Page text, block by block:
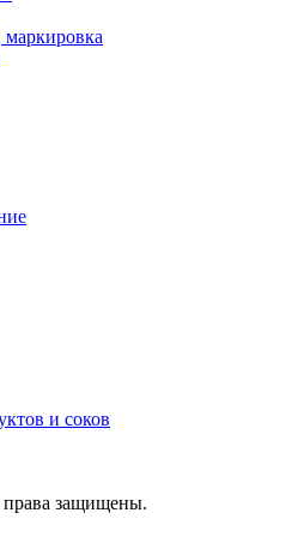
маркировка
и соков
защищены.